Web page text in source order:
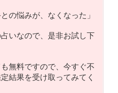
の悩みが、なくなった」
いなので、是非お試し下
無料ですので、今すぐ不
結果を受け取ってみてく